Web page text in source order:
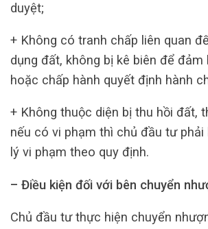
duyệt;
+ Không có tranh chấp liên quan
dụng đất, không bị kê biên để đảm
hoặc chấp hành quyết định hành
+ Không thuộc diện bị thu hồi đất,
nếu có vi phạm thì chủ đầu tư
lý vi phạm theo quy định.
– Điều kiện đối với bên chuyển
Chủ đầu tư thực hiện chuyển